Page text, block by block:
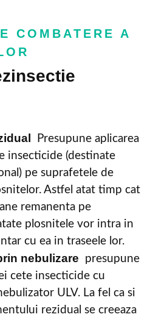
COMBATERE A
Presupune aplicarea
insecticide (destinate
pe suprafetele de
Astfel atat timp cat
remanenta pe
plosnitele vor intra in
cu ea in traseele lor.
nebulizare
presupune
cete insecticide cu
ULV. La fel ca si
rezidual se creeaza